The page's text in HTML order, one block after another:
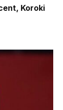
Koroki